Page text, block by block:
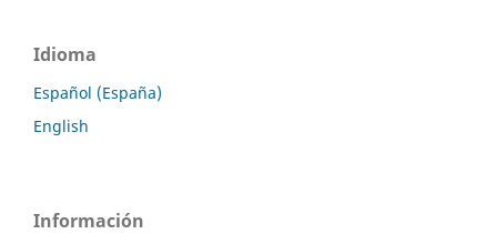
Idioma
Español (España)
English
Información